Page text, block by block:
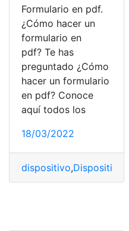
Formulario en pdf.
¿Cómo hacer un
formulario en
pdf? Te has
preguntado ¿Cómo
hacer un formulario
en pdf? Conoce
aquí todos los
18/03/2022
dispositivo,Dispositivos